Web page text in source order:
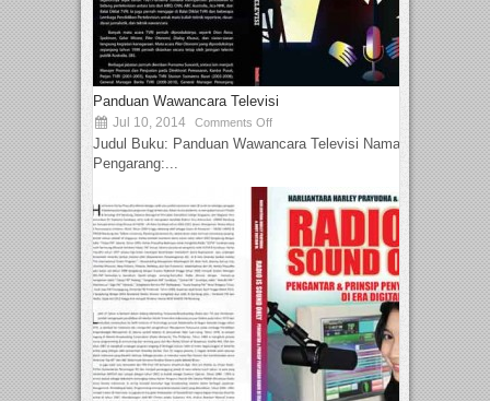
Panduan Wawancara Televisi
Jul 10, 2014 Comments Off
Judul Buku: Panduan Wawancara Televisi Nama
Pengarang:...